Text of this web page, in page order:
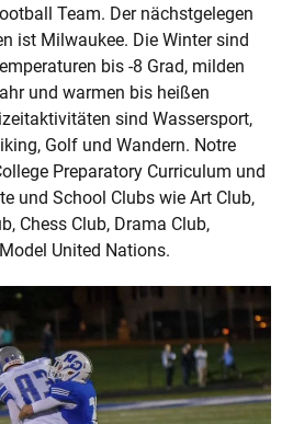
Team. Der nächstgelegen
ist Milwaukee. Die Winter sind
bis -8 Grad, milden
und warmen bis heißen
sind Wassersport,
Golf und Wandern. Notre
Preparatory Curriculum und
und School Clubs wie Art Club,
Chess Club, Drama Club,
United Nations.